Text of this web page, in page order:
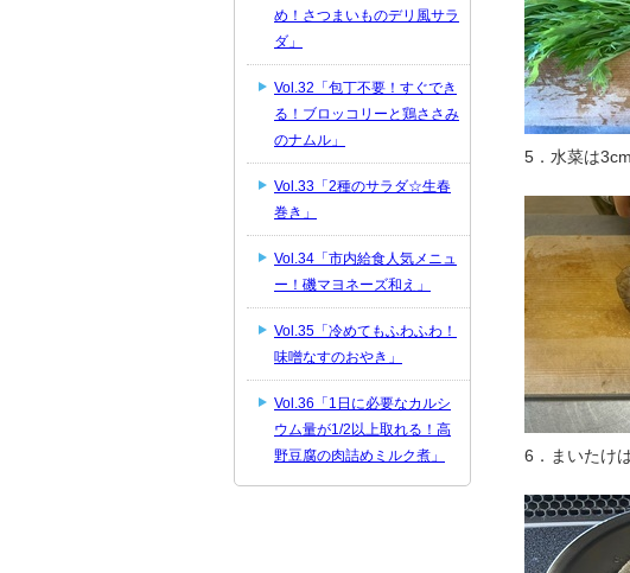
5．水菜は
6．まいたけ
め！さつまいものデリ風サラ
ダ」
Vol.32「包丁不要！すぐでき
る！ブロッコリーと鶏ささみ
のナムル」
Vol.33「2種のサラダ☆生春
巻き」
Vol.34「市内給食人気メニュ
ー！磯マヨネーズ和え」
Vol.35「冷めてもふわふわ！
味噌なすのおやき」
Vol.36「1日に必要なカルシ
ウム量が1/2以上取れる！高
野豆腐の肉詰めミルク煮」